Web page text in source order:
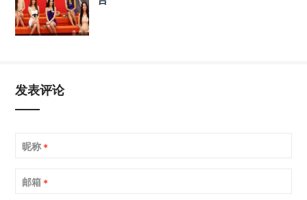
发表评论
昵称 *
邮箱 *